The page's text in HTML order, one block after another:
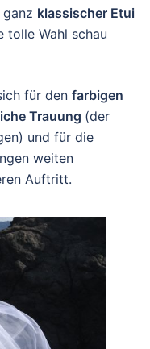
klassischer Etui
tolle Wahl schau
für den farbigen
Trauung (der
und für die
weiten
Auftritt.